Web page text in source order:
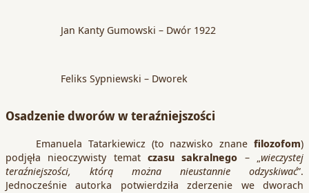
Jan Kanty Gumowski – Dwór 1922
Feliks Sypniewski – Dworek
Osadzenie dworów w teraźniejszości
Emanuela Tatarkiewicz (to nazwisko znane filozofom)
podjęła nieoczywisty temat czasu sakralnego – „wieczystej
teraźniejszości, którą można nieustannie odzyskiwać”.
Jednocześnie autorka potwierdziła zderzenie we dworach